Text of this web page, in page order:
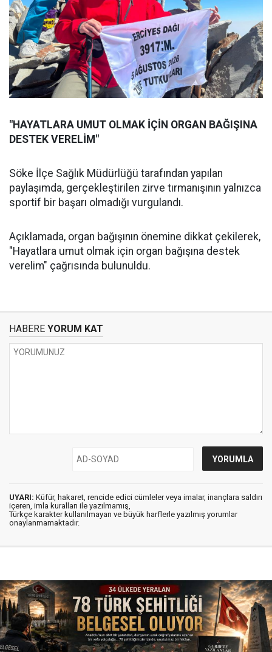
"HAYATLARA UMUT OLMAK İÇİN ORGAN BAĞIŞINA
DESTEK VERELİM"
Söke İlçe Sağlık Müdürlüğü tarafından yapılan
paylaşımda, gerçekleştirilen zirve tırmanışının yalnızca
sportif bir başarı olmadığı vurgulandı.
Açıklamada, organ bağışının önemine dikkat çekilerek,
"Hayatlara umut olmak için organ bağışına destek
verelim" çağrısında bulunuldu.
HABERE YORUM KAT
UYARI: Küfür, hakaret, rencide edici cümleler veya imalar, inançlara saldırı
içeren, imla kuralları ile yazılmamış,
Türkçe karakter kullanılmayan ve büyük harflerle yazılmış yorumlar
onaylanmamaktadır.